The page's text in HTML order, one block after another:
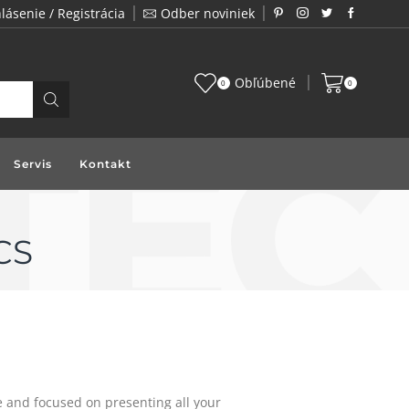
/ Registrácia Odber noviniek
0 Obľúbené 0
Servis Kontakt
and focused on presenting all your